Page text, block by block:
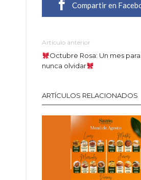
Compartir en
Artículo anterior
Octubre Rosa: Un mes
nunca olvidar
ARTÍCULOS RELACIONADOS